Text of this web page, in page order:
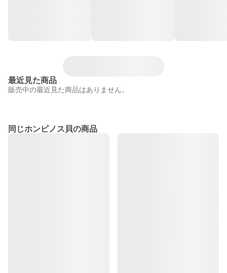
最近見た商品
販売中の最近見た商品はありません。
同じホンビノス貝の商品